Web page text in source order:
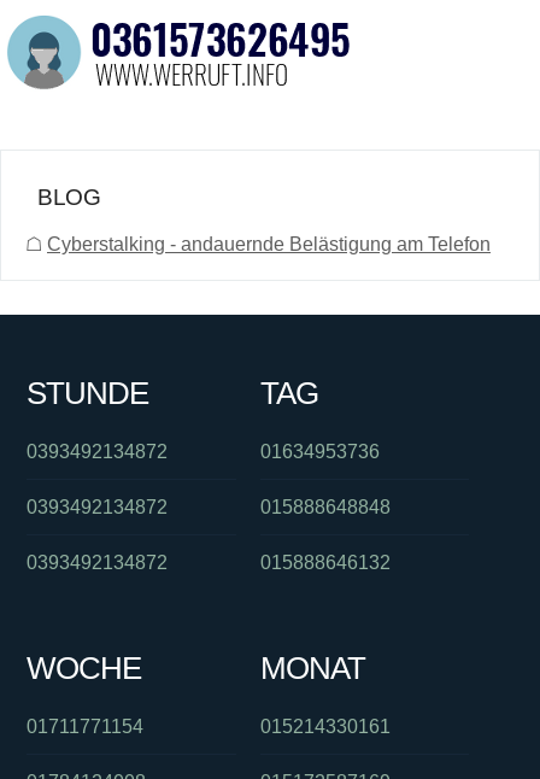
BLOG
☖ Cyberstalking - andauernde Belästigung am Telefon
STUNDE
0393492134872
0393492134872
0393492134872
TAG
01634953736
015888648848
015888646132
WOCHE
01711771154
MONAT
015214330161